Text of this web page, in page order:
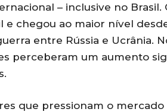
– inclusive no
e chegou ao maior nível
entre Rússia e Ucrânia.
perceberam um aumento
que pressionam o